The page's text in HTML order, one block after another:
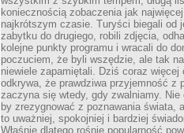
koniecznością zobaczenia jak
najkrótszym czasie. Turyści biegali od
zabytku do drugiego, robili zdjęcia,
kolejne punkty programu i wracali do
poczuciem, że byli wszędzie, ale tak
niewiele zapamiętali. Dziś coraz więcej
odkrywa, że prawdziwa przyjemność z
zaczyna się wtedy, gdy zwalniamy. Nie
by zrezygnować z poznawania świata,
to uważniej, spokojniej i bardziej
Właśnie dlatego rośnie popularność